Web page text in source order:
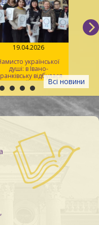
Всі новини
19.04.2026
української
душі: в Івано-
відбулася
майстерка для
херсонців